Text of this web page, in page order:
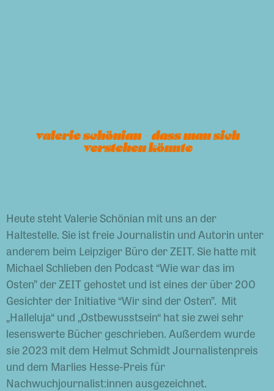
valerie schönian – dass man sich
verstehen könnte
Heute steht Valerie Schönian mit uns an der
Haltestelle. Sie ist freie Journalistin und Autorin unter
anderem beim Leipziger Büro der ZEIT. Sie hatte mit
Michael Schlieben den Podcast “Wie war das im
Osten” der ZEIT gehostet und ist eines der über 200
Gesichter der Initiative “Wir sind der Osten”. Mit
„Halleluja“ und „Ostbewusstsein“ hat sie zwei sehr
lesenswerte Bücher geschrieben. Außerdem wurde
sie 2023 mit dem Helmut Schmidt Journalistenpreis
und dem Marlies Hesse-Preis für
Nachwuchjournalist:innen ausgezeichnet.